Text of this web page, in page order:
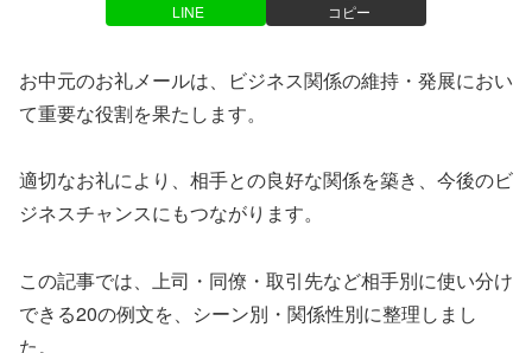
LINE コピー
お中元のお礼メールは、ビジネス関係の維持・発展におい
て重要な役割を果たします。
適切なお礼により、相手との良好な関係を築き、今後のビ
ジネスチャンスにもつながります。
この記事では、上司・同僚・取引先など相手別に使い分け
できる20の例文を、シーン別・関係性別に整理しまし
た。